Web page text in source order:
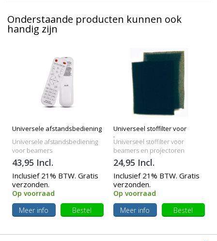
Onderstaande producten kunnen ook
handig zijn
Universele afstandsbediening
Universele afstandsbediening
voor beamers
43,95 Incl.
Inclusief 21% BTW. Gratis
verzonden.
Op voorraad
Meer info
Bestel
Universeel stoffilter voor
beamers
Universeel stoffilter voor
beamers en projectoren
24,95 Incl.
Inclusief 21% BTW. Gratis
verzonden.
Op voorraad
Meer info
Bestel